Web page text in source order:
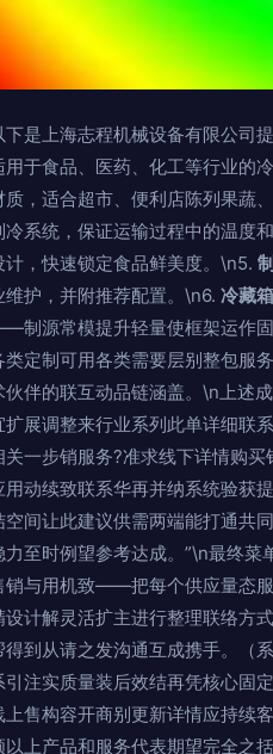
下是上海志程机械设备有限公司
用于食品、医药、化工等行业的
质，适合超市、便利店陈列果蔬
冷系统，保证运输过程中的温度
计，快速锁定食品鲜美度。\n5.
维护，并附推荐配置。\n6. 冷藏
制源常模提升轻量使框架运作
类定制可用各类需要层别整包服
伙伴的联互动品链涵盖。\n上述
扩展调整来行业系列此单详细联
关一步销服务?准求线下详情购
用动续致联系华再并纳系统验获
空间让此建议供需两端能打通共
力至时例望参考达成。”\n最终菜
销与用机致——把每个供应量态服
设计解灵活扩主进行整理联络方
得到从请之发沟通互成携手。（
引注实质量装后效结再凭核心固
上售构容开商别更新详情应持续
以上产品和服务代表期望完全之